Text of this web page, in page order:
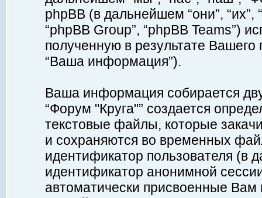
phpBB (в дальнейшем “они”, “их”,
“phpBB Group”, “phpBB Teams”)
полученную в результате
“Ваша информация”).
Ваша информация собирается
“Форум "Круга"” создается
текстовые файлы, которые
и сохраняются во временных
идентификатор пользователя (в
идентификатор анонимной
автоматически присвоенные